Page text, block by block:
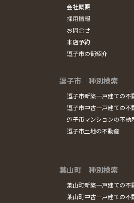
会社概要
採用情報
お問合せ
来店予約
逗子市の街紹介
逗子市｜種別検索
逗子市新築一戸建ての不
逗子市中古一戸建ての不
逗子市マンションの不動
逗子市土地の不動産
葉山町｜種別検索
葉山町新築一戸建ての不
葉山町中古一戸建ての不